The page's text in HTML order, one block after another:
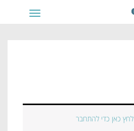
תפריט
לחץ כאן כדי להתחבר